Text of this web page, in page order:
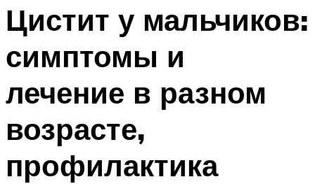
Цистит у мальчиков:
симптомы и
лечение в разном
возрасте,
профилактика